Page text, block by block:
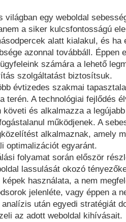
világban egy weboldal
a siker kulcsfontosságú
alatt kialakul, és ha
azonnal továbbáll. Éppen
számára a lehető
szolgáltatást biztosítsuk.
évtizedes szakmai
terén. A technológiai fejlődés
követi és alkalmazza a
működjenek. A
alkalmaznak, amely
optimalizációt egyaránt.
folyamat során először
lassulását okozó
használata, a nem
jelenléte, vagy éppen a
analízis után egyedi stratégiát
az adott weboldal kihívásait.